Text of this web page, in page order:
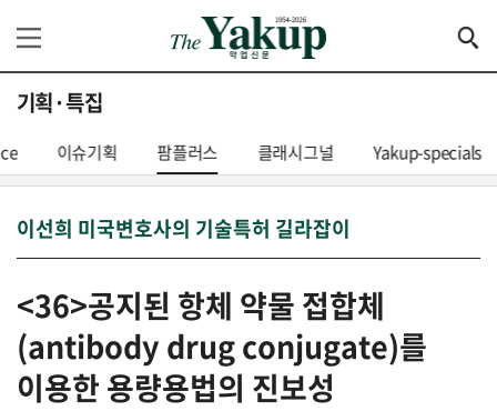
기획·특집
이슈기획 팜플러스 클래시그널 Yakup-specials
이선희 미국변호사의 기술특허 길라잡이
<36>공지된 항체 약물 접합체
(antibody drug conjugate)를
이용한 용량용법의 진보성